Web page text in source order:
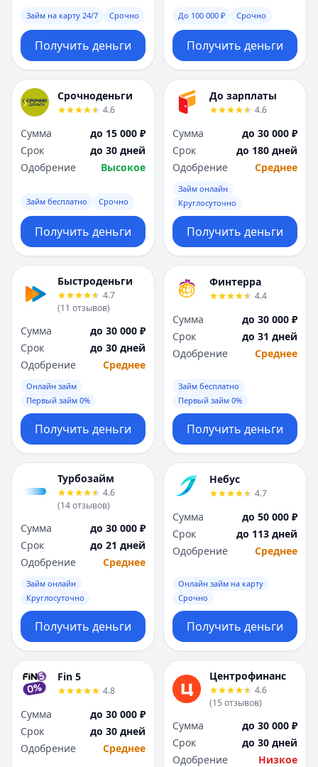
Уфа
Хабаровск
Ч
Чебоксары
Челябинск
Ярославль
Вся Россия
Уфа
Хабаровск
Ч
Чебоксары
Челябинск
Ярославль
Вся Россия
Займ на карту 24/7 Срочно
Получить деньги
До 100 000 ₽ Срочно
Получить деньги
Срочноденьги
4.6
Сумма
до 15 000 ₽
Срок
до 30 дней
Одобрение
Высокое
Займ бесплатно Срочно
Получить деньги
До зарплаты
4.6
Сумма
до 30 000 ₽
Срок
до 180 дней
Одобрение
Среднее
Займ онлайн
Круглосуточно
Получить деньги
Быстроденьги
4.7
(11 отзывов)
Сумма
до 30 000 ₽
Срок
до 30 дней
Одобрение
Среднее
Онлайн займ
Первый займ 0%
Получить деньги
Финтерра
4.4
Сумма
до 30 000 ₽
Срок
до 31 дней
Одобрение
Среднее
Займ бесплатно
Первый займ 0%
Получить деньги
Турбозайм
4.6
(14отзывов)
Сумма
до 30 000 ₽
Срок
до 21 дней
Одобрение
Среднее
Займ онлайн
Круглосуточно
Получить деньги
Небус
4.7
Сумма
до 50 000 ₽
Срок
до 113 дней
Одобрение
Среднее
Онлайн займ на карту
Срочно
Получить деньги
Fin 5
4.8
Сумма
до 30 000 ₽
Срок
до 30 дней
Одобрение
Среднее
Центрофинанс
4.6
(15 отзывов)
Сумма
до 30 000 ₽
Срок
до 30 дней
Одобрение
Низкое